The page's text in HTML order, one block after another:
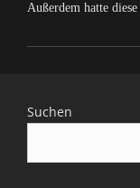
Außerdem hatte diese
Categories
p
t
Suchen